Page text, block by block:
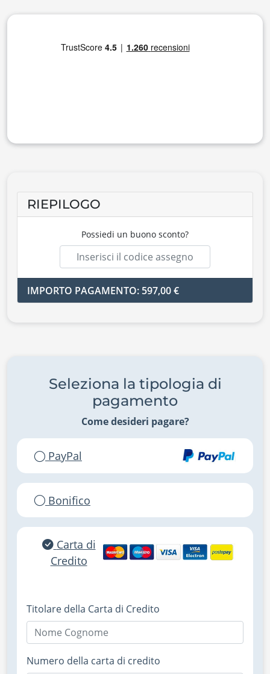
RIEPILOGO
Possiedi un buono sconto?
IMPORTO PAGAMENTO: 597,00 €
Seleziona la tipologia di
pagamento
Come desideri pagare?
PayPal
Bonifico
Carta di
Credito
Titolare della Carta di Credito
Numero della carta di credito